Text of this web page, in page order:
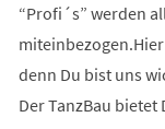
“Profi´s” werden
denn Du bist uns
Der TanzBau